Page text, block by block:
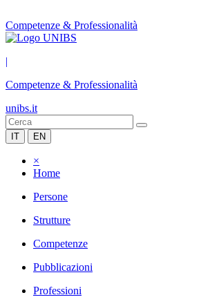
Competenze & Professionalità
|
Competenze & Professionalità
unibs.it
IT EN
×
Home
Persone
Strutture
Competenze
Pubblicazioni
Professioni